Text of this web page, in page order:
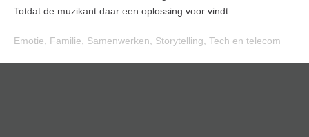
Totdat de muzikant daar een oplossing voor vindt.
Emotie Familie Samenwerken Storytelling Tech en telecom